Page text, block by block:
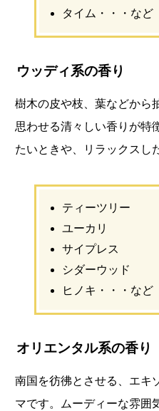
タイム・・・など
ウッディ系の香り
樹木の皮や枝、葉などから
思わせる清々しい香りが特
たいときや、リラックスし
ティーツリー
ユーカリ
サイプレス
シダーウッド
ヒノキ・・・など
オリエンタル系の香り
南国を彷彿とさせる、エキ
マです。ムーディーな雰囲